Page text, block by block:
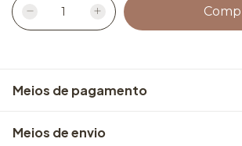
Meios de pagamento
Meios de envio